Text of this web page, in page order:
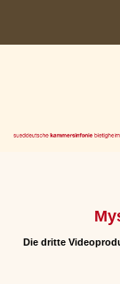
Zum
Die dritte